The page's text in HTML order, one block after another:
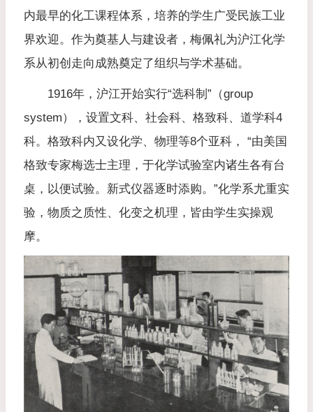
内最早的化工课程体系，培养的学生广受民族工业
界欢迎。作为奠基人与建设者，梅佩礼为沪江化学
系从初创走向成熟奠定了组织与学术基础。
1916年，沪江开始实行“选科制”（group
system），设置文科、社会科、格致科、道学科4
科。格致科内又设化学、物理等8个亚科， “由美国
格致专家梅选士主理，于化学试验室内诸生各有台
桌，以便试验。新式仪器逐时添购。”化学系尤重实
验，物质之质性、化变之机理，皆由学生实操观
摩。